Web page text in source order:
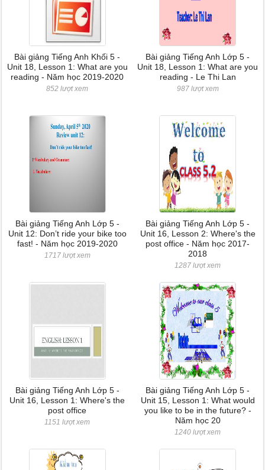
Bài giảng Tiếng Anh Khối 5 -
Unit 18, Lesson 1: What are you
reading - Năm học 2019-2020
852 lượt xem
Bài giảng Tiếng Anh Lớp 5 -
Unit 18, Lesson 1: What are you
reading - Le Thi Lan
987 lượt xem
Bài giảng Tiếng Anh Lớp 5 -
Unit 12: Don’t ride your bike too
fast! - Năm học 2019-2020
1717 lượt xem
Bài giảng Tiếng Anh Lớp 5 -
Unit 16, Lesson 2: Where's the
post office - Năm học 2017-
2018
1287 lượt xem
Bài giảng Tiếng Anh Lớp 5 -
Unit 16, Lesson 1: Where's the
post office
1151 lượt xem
Bài giảng Tiếng Anh Lớp 5 -
Unit 15, Lesson 1: What would
you like to be in the future? -
Năm học 20
1240 lượt xem